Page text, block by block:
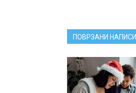
ПОВРЗАНИ НАПИСИ